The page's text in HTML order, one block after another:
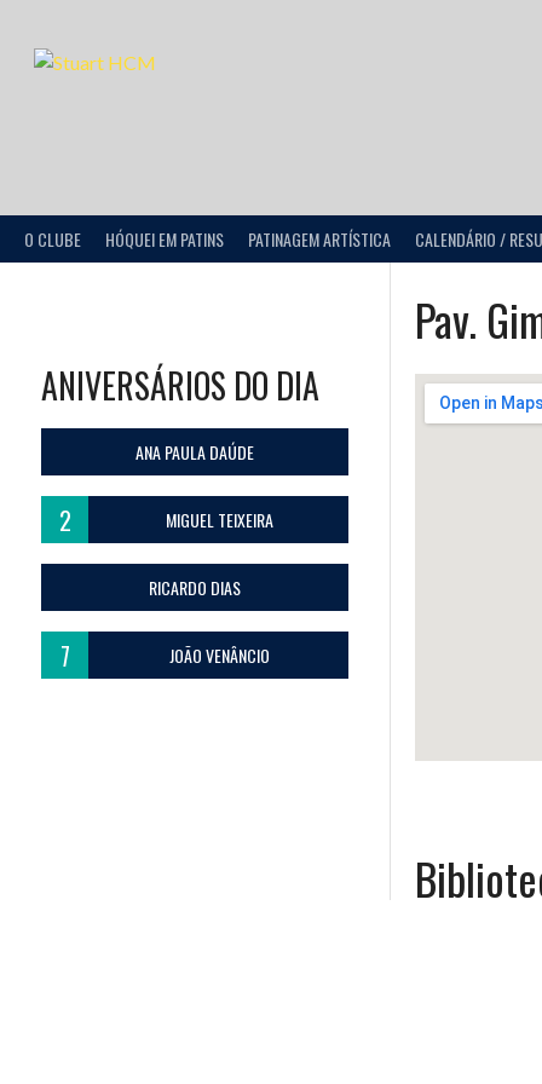
O CLUBE HÓQUEI EM PATINS PATINAGEM ARTÍSTICA CALENDÁRIO /
Pav.
ANIVERSÁRIOS DO DIA
ANA PAULA DAÚDE
2 MIGUEL TEIXEIRA
RICARDO DIAS
7 JOÃO VENÂNCIO